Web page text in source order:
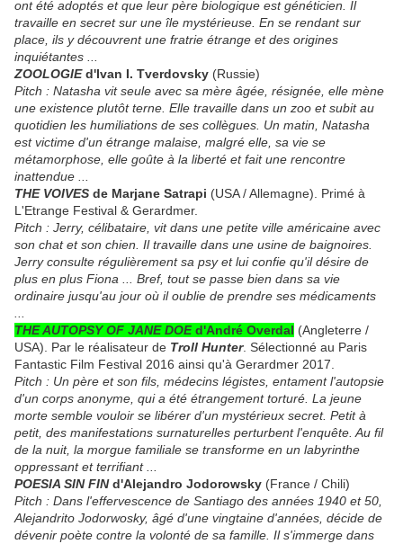
ont été adoptés et que leur père biologique est généticien. Il
travaille en secret sur une île mystérieuse. En se rendant sur
place, ils y découvrent une fratrie étrange et des origines
inquiétantes ...
ZOOLOGIEd'Ivan I. Tverdovsky (Russie)
Pitch : Natasha vit seule avec sa mère âgée, résignée, elle mène
une existence plutôt terne. Elle travaille dans un zoo et subit au
quotidien les humiliations de ses collègues. Un matin, Natasha
est victime d'un étrange malaise, malgré elle, sa vie se
métamorphose, elle goûte à la liberté et fait une rencontre
inattendue ...
THE VOIVES de Marjane Satrapi (USA / Allemagne). Primé à
L'Etrange Festival & Gerardmer.
Pitch : Jerry, célibataire, vit dans une petite ville américaine avec
son chat et son chien. Il travaille dans une usine de baignoires.
Jerry consulte régulièrement sa psy et lui confie qu'il désire de
plus en plus Fiona ... Bref, tout se passe bien dans sa vie
ordinaire jusqu'au jour où il oublie de prendre ses médicaments
THE AUTOPSY OF JANE DOE d'André Overdal (Angleterre /
USA). Par le réalisateur de Troll Hunter. Sélectionné au Paris
Fantastic Film Festival 2016 ainsi qu'à Gerardmer 2017.
Pitch : Un père et son fils, médecins légistes, entament l'autopsie
d'un corps anonyme, qui a été étrangement torturé. La jeune
morte semble vouloir se libérer d'un mystérieux secret. Petit à
petit, des manifestations surnaturelles perturbent l'enquête. Au fil
de la nuit, la morgue familiale se transforme en un labyrinthe
oppressant et terrifiant ...
POESIA SIN FINd'Alejandro Jodorowsky (France / Chili)
Pitch : Dans l'effervescence de Santiago des années 1940 et 50,
Alejandrito Jodorwosky, âgé d'une vingtaine d'années, décide de
dévenir poète contre la volonté de sa famille. Il s'immerge dans